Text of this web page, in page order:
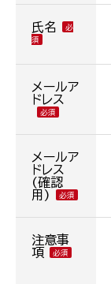
氏名
メールア
ドレス
メールア
ドレス
(確認
用)
注意事
項